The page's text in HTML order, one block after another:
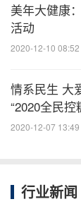
疾病的预防
变革，医疗
裁、中关村
“通过大数
糖尿病防
美年大健康
活动
2020-12-10 08:52
情系民生 大
“2020全民
2020-12-07 13:49
行业新闻